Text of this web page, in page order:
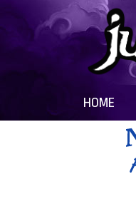
HOME